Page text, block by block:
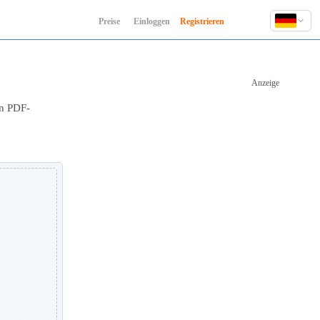
Preise Einloggen Registrieren
Español
PDF-
Anzeige